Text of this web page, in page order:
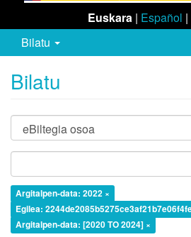
Euskara | Español |
Bilatu
Bilatu
Argitalpen-data: 2022 ×
Egilea:
Argitalpen-data: [2020 TO 2024] ×